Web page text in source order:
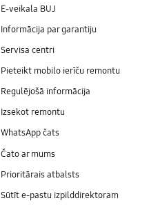
E-veikala BUJ
Informācija par garantiju
Servisa centri
Pieteikt mobilo ierīču remontu
Regulējošā informācija
Izsekot remontu
WhatsApp čats
Čato ar mums
Prioritārais atbalsts
Sūtīt e-pastu izpilddirektoram